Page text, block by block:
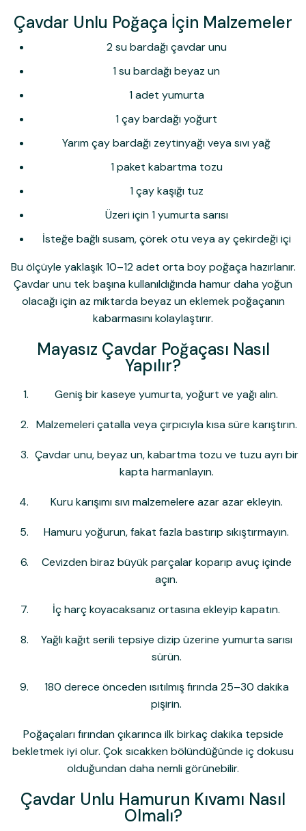
Çavdar Unlu Poğaça İçin Malzemeler
2 su bardağı çavdar unu
1 su bardağı beyaz un
1 adet yumurta
1 çay bardağı yoğurt
Yarım çay bardağı zeytinyağı veya sıvı yağ
1 paket kabartma tozu
1 çay kaşığı tuz
Üzeri için 1 yumurta sarısı
İsteğe bağlı susam, çörek otu veya ay çekirdeği içi
Bu ölçüyle yaklaşık 10–12 adet orta boy poğaça hazırlanır.
Çavdar unu tek başına kullanıldığında hamur daha yoğun
olacağı için az miktarda beyaz un eklemek poğaçanın
kabarmasını kolaylaştırır.
Mayasız Çavdar Poğaçası Nasıl
Yapılır?
Geniş bir kaseye yumurta, yoğurt ve yağı alın.
Malzemeleri çatalla veya çırpıcıyla kısa süre karıştırın.
Çavdar unu, beyaz un, kabartma tozu ve tuzu ayrı bir
kapta harmanlayın.
Kuru karışımı sıvı malzemelere azar azar ekleyin.
Hamuru yoğurun, fakat fazla bastırıp sıkıştırmayın.
Cevizden biraz büyük parçalar koparıp avuç içinde
açın.
İç harç koyacaksanız ortasına ekleyip kapatın.
Yağlı kağıt serili tepsiye dizip üzerine yumurta sarısı
sürün.
180 derece önceden ısıtılmış fırında 25–30 dakika
pişirin.
Poğaçaları fırından çıkarınca ilk birkaç dakika tepside
bekletmek iyi olur. Çok sıcakken bölündüğünde iç dokusu
olduğundan daha nemli görünebilir.
Çavdar Unlu Hamurun Kıvamı Nasıl
Olmalı?